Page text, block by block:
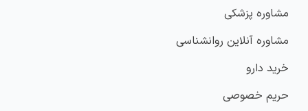
مشاوره پزشکی
مشاوره آنلاین روانشناسی
خرید دارو
حریم خصوصی